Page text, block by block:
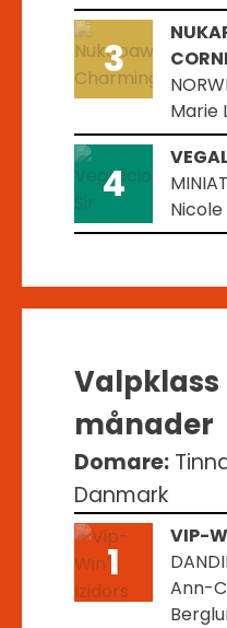
3
Marie
4
Valpklass
månader
Domare:
Danmark
1
VIP-
Ann-